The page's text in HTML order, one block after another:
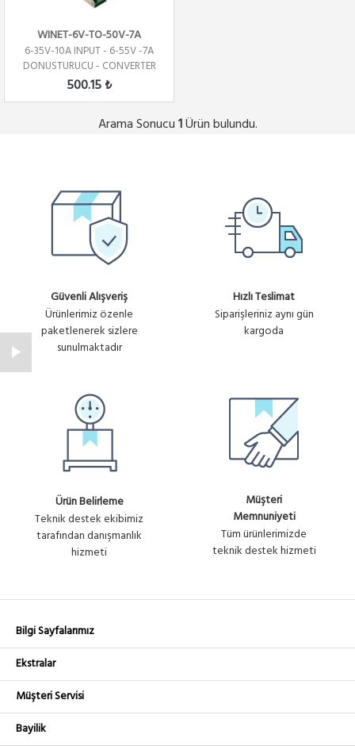
WINET-6V-TO-50V-7A
6-35V-10A INPUT - 6-55V -7A
DONUSTURUCU - CONVERTER
500.15 ₺
Arama Sonucu 1Ürün bulundu.
Güvenli Alışveriş
Ürünlerimiz özenle
paketlenerek sizlere
sunulmaktadır
Hızlı Teslimat
Siparişleriniz aynı gün
kargoda
Ürün Belirleme
Teknik destek ekibimiz
tarafından danışmanlık
hizmeti
Müşteri
Memnuniyeti
Tüm ürünlerimizde
teknik destek hizmeti
Bilgi Sayfalarımız
Ekstralar
Müşteri Servisi
Bayilik